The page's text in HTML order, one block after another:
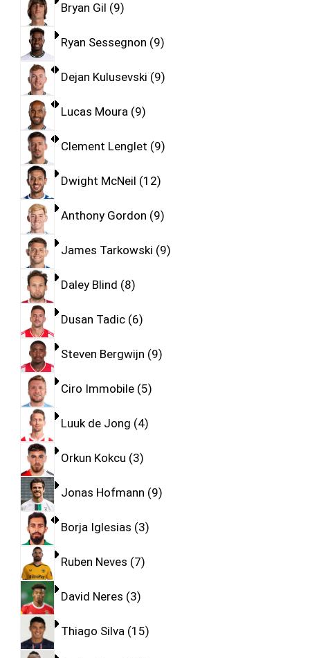
Bryan Gil 9
Ryan Sessegnon 9
Dejan Kulusevski 9
Lucas Moura 9
Clement Lenglet 9
Dwight McNeil 12
Anthony Gordon 9
James Tarkowski 9
Daley Blind 8
Dusan Tadic 6
Steven Bergwijn 9
Ciro Immobile 5
Luuk de Jong 4
Orkun Kokcu 3
Jonas Hofmann 9
Borja Iglesias 3
Ruben Neves 7
David Neres 3
Thiago Silva 15